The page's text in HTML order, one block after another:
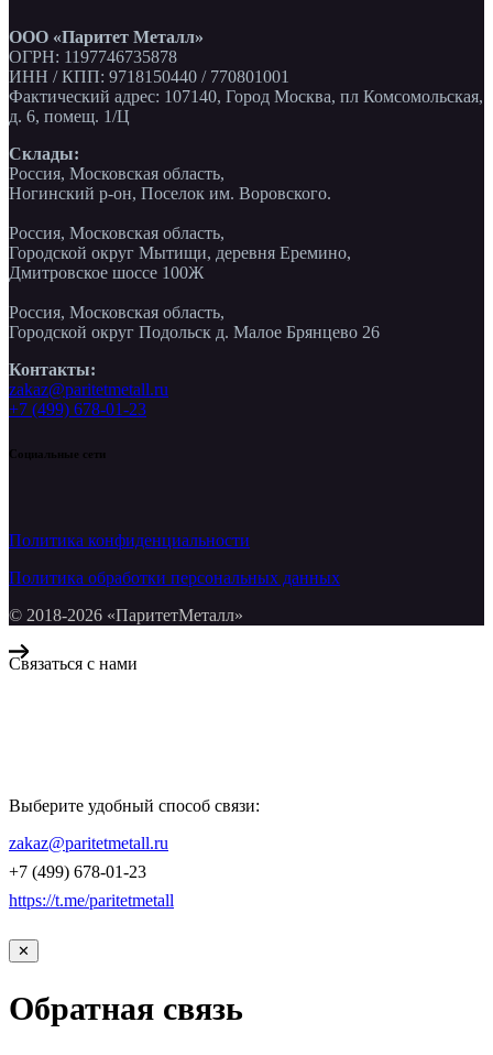
ООО «Паритет Металл»
ОГРН: 1197746735878
ИНН / КПП: 9718150440 / 770801001
Фактический адрес: 107140, Город Москва, пл Комсомольская,
д. 6, помещ. 1/Ц
Склады:
Россия, Московская область,
Ногинский р-он, Поселок им. Воровского.
Россия, Московская область,
Городской округ Мытищи, деревня Еремино,
Дмитровское шоссе 100Ж
Россия, Московская область,
Городской округ Подольск д. Малое Брянцево 26
Контакты:
zakaz@paritetmetall.ru
+7 (499) 678-01-23
Социальные сети
Политика конфиденциальности
Политика обработки персональных данных
© 2018-2026 «ПаритетМеталл»
Связаться с нами
Выберите удобный способ связи:
zakaz@paritetmetall.ru
+7 (499) 678-01-23
https://t.me/paritetmetall
✕
Обратная связь